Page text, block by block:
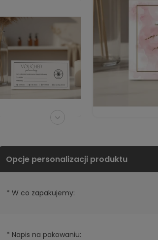
* W co zapakujemy:
* Napis na pakowaniu: